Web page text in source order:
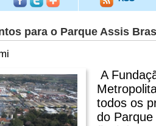
para o Parque Assis
A
todos os
do